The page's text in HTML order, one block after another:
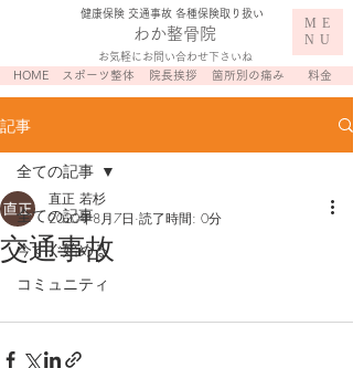
お気軽にお問い合わせ下さいね
わか整骨院
​健康保険 交通事故 各種保険取り扱い
ME
NU
スポーツ整体 院長挨拶 箇所別の痛み
HOME 料金
記事
全ての記事
今すぐ始める
コミュニティ
全ての記事
交通事故
直正 若杉
2020年8月7日 読了時間: 0分